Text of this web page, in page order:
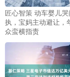
匠心智策 动车婴儿
执，宝妈主动避让，
众蛮横指责